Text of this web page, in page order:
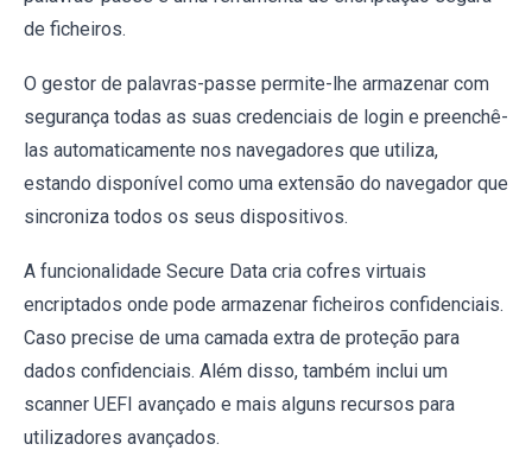
de ficheiros.
O gestor de palavras-passe permite-lhe armazenar com
segurança todas as suas credenciais de login e preenchê-
las automaticamente nos navegadores que utiliza,
estando disponível como uma extensão do navegador que
sincroniza todos os seus dispositivos.
A funcionalidade Secure Data cria cofres virtuais
encriptados onde pode armazenar ficheiros confidenciais.
Caso precise de uma camada extra de proteção para
dados confidenciais. Além disso, também inclui um
scanner UEFI avançado e mais alguns recursos para
utilizadores avançados.